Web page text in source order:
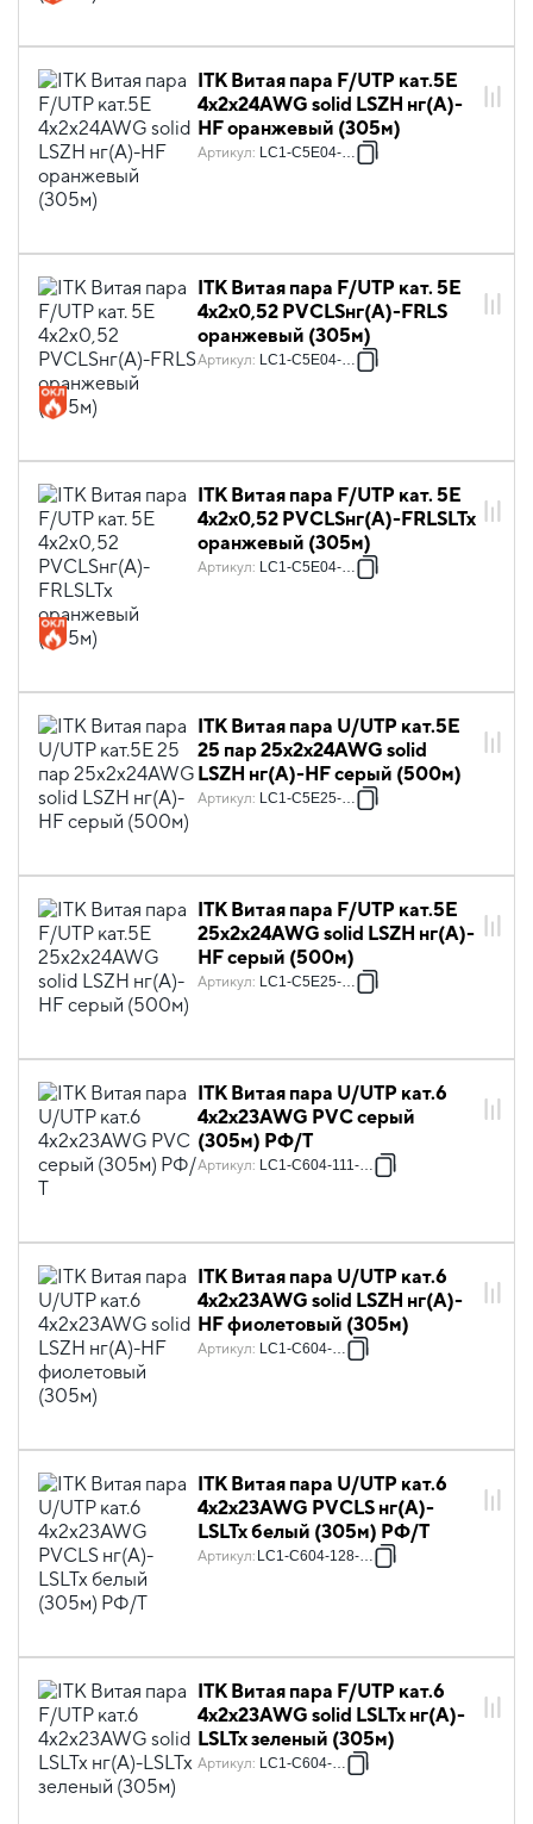
ITK Витая пара F/UTP кат.5E
4х2х24AWG solid LSZH нг(А)-
HF оранжевый (305м)
Артикул: LC1-C5E04-327
ITK Витая пара F/UTP кат. 5E
4х2х0,52 PVCLSнг(А)-FRLS
оранжевый (305м)
Артикул: LC1-C5E04-357
ITK Витая пара F/UTP кат. 5E
4х2х0,52 PVCLSнг(А)-FRLSLTx
оранжевый (305м)
Артикул: LC1-C5E04-397
ITK Витая пара U/UTP кат.5E
25 пар 25х2х24AWG solid
LSZH нг(А)-HF серый (500м)
Артикул: LC1-C5E25-121
ITK Витая пара F/UTP кат.5E
25х2х24AWG solid LSZH нг(А)-
HF серый (500м)
Артикул: LC1-C5E25-321
ITK Витая пара U/UTP кат.6
4х2х23AWG PVC серый
(305м) РФ/Т
Артикул: LC1-C604-111-T-R
ITK Витая пара U/UTP кат.6
4х2х23AWG solid LSZH нг(А)-
HF фиолетовый (305м)
Артикул: LC1-C604-126
ITK Витая пара U/UTP кат.6
4х2х23AWG PVCLS нг(А)-
LSLTx белый (305м) РФ/Т
Артикул: LC1-C604-128-T-R
ITK Витая пара F/UTP кат.6
4х2х23AWG solid LSLTx нг(А)-
LSLTx зеленый (305м)
Артикул: LC1-C604-322